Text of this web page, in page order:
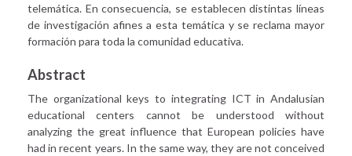
telemática. En consecuencia, se establecen distintas líneas
de investigación afines a esta temática y se reclama mayor
formación para toda la comunidad educativa.
Abstract
The organizational keys to integrating ICT in Andalusian
educational centers cannot be understood without
analyzing the great influence that European policies have
had in recent years. In the same way, they are not conceived